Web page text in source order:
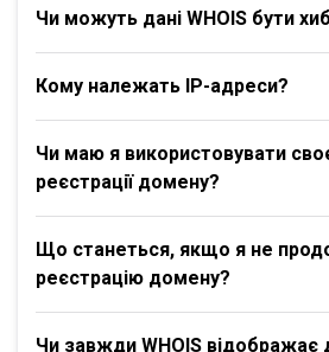
Чи можуть дані WHOIS бути
Кому належать IP-адреси?
Чи маю я використовувати
реєстрації домену?
Що станеться, якщо я не
реєстрацію домену?
Чи завжди WHOIS відображає